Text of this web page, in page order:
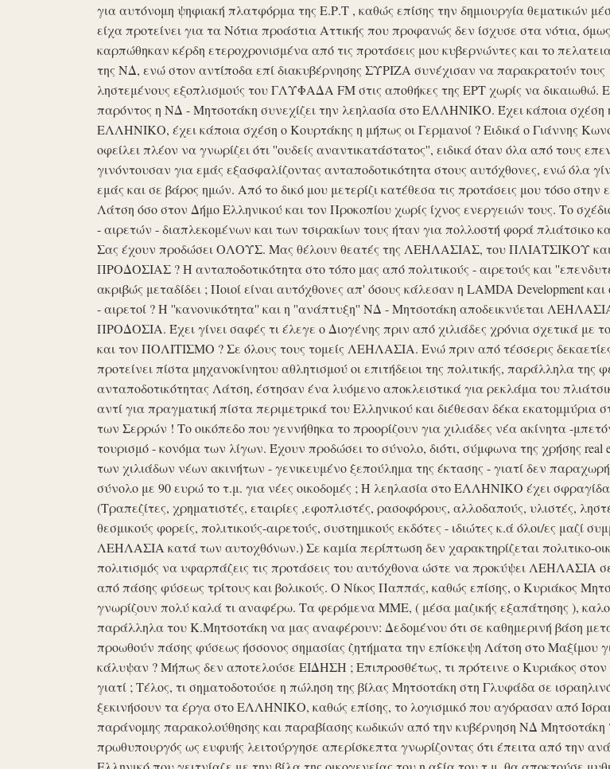
για αυτόνομη ψηφιακή πλατφόρμα της Ε.Ρ.Τ , καθώς επίσης την δημιουργία θεματικών
είχα προτείνει για τα Νότια προάστια Αττικής που προφανώς δεν ίσχυσε στα νότια, όμως
καρπώθηκαν κέρδη ετεροχρονισμένα από τις προτάσεις μου κυβερνώντες και το
της ΝΔ, ενώ στον αντίποδα επί διακυβέρνησης ΣΥΡΙΖΑ συνέχισαν να παρακρατούν τους
ληστεμένους εξοπλισμούς του ΓΛΥΦΑΔΑ FM στις αποθήκες της ΕΡΤ χωρίς να δικαιωθώ.
παρόντος η ΝΔ - Μητσοτάκη συνεχίζει την λεηλασία στο ΕΛΛΗΝΙΚΟ. Έχει κάποια σχέση
ΕΛΛΗΝΙΚΟ, έχει κάποια σχέση ο Κουρτάκης η μήπως οι Γερμανοί ? Ειδικά ο Γιάννης
οφείλει πλέον να γνωρίζει ότι ''ουδείς αναντικατάστατος'', ειδικά όταν όλα από τους
γινόντουσαν για εμάς εξασφαλίζοντας ανταποδοτικότητα στους αυτόχθονες, ενώ όλα
εμάς και σε βάρος ημών. Από το δικό μου μετερίζι κατέθεσα τις προτάσεις μου τόσο στην
Λάτση όσο στον Δήμο Ελληνικού και τον Προκοπίου χωρίς ίχνος ενεργειών τους. Το
- αιρετών - διαπλεκομένων και των τσιρακίων τους ήταν για πολλοστή φορά πλιάτσικο
Σας έχουν προδώσει ΟΛΟΥΣ. Μας θέλουν θεατές της ΛΕΗΛΑΣΙΑΣ, του ΠΛΙΑΤΣΙΚΟΥ
ΠΡΟΔΟΣΙΑΣ ? Η ανταποδοτικότητα στο τόπο μας από πολιτικούς - αιρετούς και
ακριβώς μεταδίδει ; Ποιοί είναι αυτόχθονες απ' όσους κάλεσαν η LAMDA Development και
- αιρετοί ? Η ''κανονικότητα'' και η ''ανάπτυξη'' ΝΔ - Μητσοτάκη αποδεικνύεται
ΠΡΟΔΟΣΙΑ. Έχει γίνει σαφές τι έλεγε ο Διογένης πριν από χιλιάδες χρόνια σχετικά με
και τον ΠΟΛΙΤΙΣΜΟ ? Σε όλους τους τομείς ΛΕΗΛΑΣΙΑ. Ενώ πριν από τέσσερις
προτείνει πίστα μηχανοκίνητου αθλητισμού οι επιτήδειοι της πολιτικής, παράλληλα της
ανταποδοτικότητας Λάτση, έστησαν ένα λυόμενο αποκλειστικά για ρεκλάμα του
αντί για πραγματική πίστα περιμετρικά του Ελληνικού και διέθεσαν δέκα εκατομμύρια
των Σερρών ! Το οικόπεδο που γεννήθηκα το προορίζουν για χιλιάδες νέα ακίνητα -
τουρισμό - κονόμα των λίγων. Έχουν προδώσει το σύνολο, διότι, σύμφωνα της χρήσης real
των χιλιάδων νέων ακινήτων - γενικευμένο ξεπούλημα της έκτασης - γιατί δεν
σύνολο με 90 ευρώ το τ.μ. για νέες οικοδομές ; Η λεηλασία στο ΕΛΛΗΝΙΚΟ έχει
(Τραπεζίτες, χρηματιστές, εταιρίες ,εφοπλιστές, ρασοφόρους, αλλοδαπούς, υλιστές,
θεσμικούς φορείς, πολιτικούς-αιρετούς, συστημικούς εκδότες - ιδιώτες κ.ά όλοι/ες μαζί
ΛΕΗΛΑΣΙΑ κατά των αυτοχθόνων.) Σε καμία περίπτωση δεν χαρακτηρίζεται πολιτικο-
πολιτισμός να υφαρπάζεις τις προτάσεις του αυτόχθονα ώστε να προκύψει ΛΕΗΛΑΣΙΑ
από πάσης φύσεως τρίτους και βολικούς. Ο Νίκος Παππάς, καθώς επίσης, ο Κυριάκος
γνωρίζουν πολύ καλά τι αναφέρω. Τα φερόμενα ΜΜΕ, ( μέσα μαζικής εξαπάτησης ),
παράλληλα του Κ.Μητσοτάκη να μας αναφέρουν: Δεδομένου ότι σε καθημερινή βάση
προωθούν πάσης φύσεως ήσσονος σημασίας ζητήματα την επίσκεψη Λάτση στο Μαξίμου
κάλυψαν ? Μήπως δεν αποτελούσε ΕΙΔΗΣΗ ; Επιπροσθέτως, τι πρότεινε ο Κυριάκος
γιατί ; Τέλος, τι σηματοδοτούσε η πώληση της βίλας Μητσοτάκη στη Γλυφάδα σε
ξεκινήσουν τα έργα στο ΕΛΛΗΝΙΚΟ, καθώς επίσης, το λογισμικό που αγόρασαν από
παράνομης παρακολούθησης και παραβίασης κωδικών από την κυβέρνηση ΝΔ Μητσοτάκη
πρωθυπουργός ως ευφυής λειτούργησε απερίσκεπτα γνωρίζοντας ότι έπειτα από την